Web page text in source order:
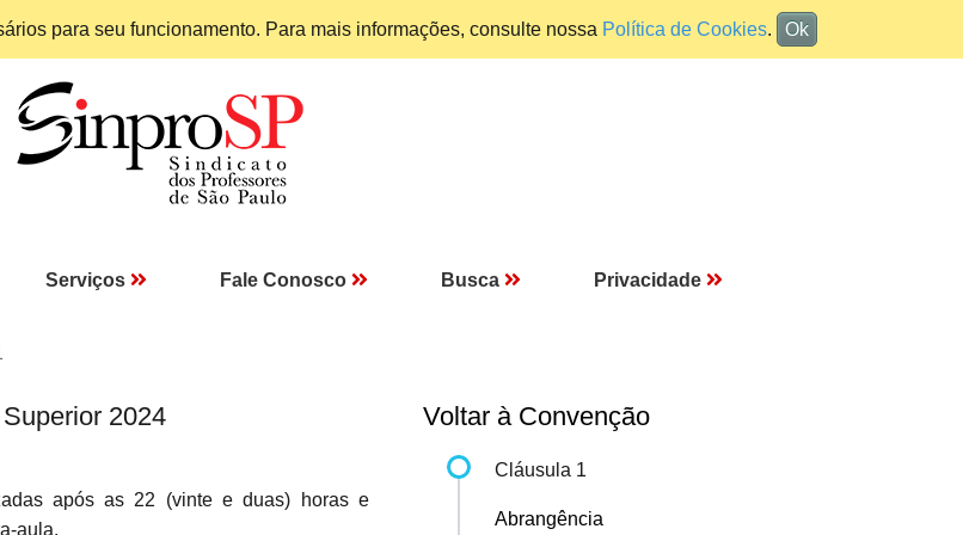
para seu funcionamento. Para mais informações, consulte nossa Política de Cookies. Ok
Serviços Fale Conosco Busca Privacidade
2024
após as 22 (vinte e duas) horas e
aula.
Voltar à Convenção
Cláusula 1
Abrangência